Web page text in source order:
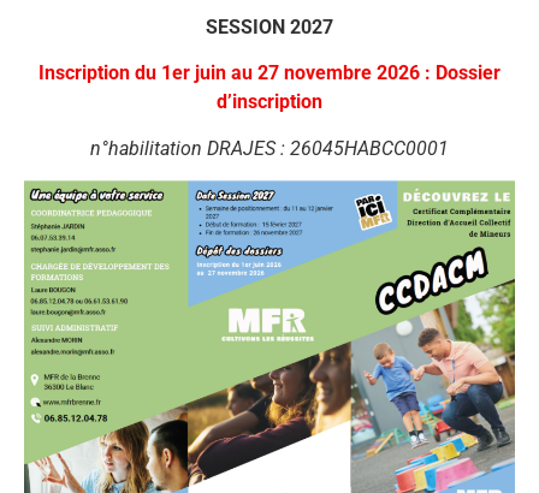
SESSION 2027
Inscription du 1er juin au 27 novembre 2026 : Dossier
d’inscription
n°habilitation DRAJES : 26045HABCC0001